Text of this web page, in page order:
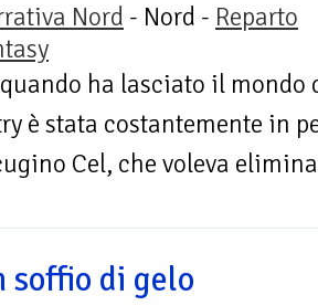
Nord - Nord - Reparto
ha lasciato il
è stata costantemente in
Cel, che voleva
soffio di gelo